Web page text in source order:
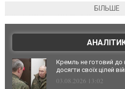
БІЛЬШЕ
Кремль не готовий до
досягти своїх цілей
03.08.2026 13:02